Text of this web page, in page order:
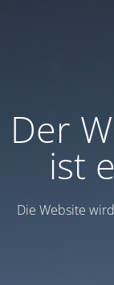
Der
ist
Die Website